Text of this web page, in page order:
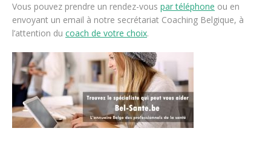
Vous pouvez prendre un rendez-vous par téléphone ou en
envoyant un email à notre secrétariat Coaching Belgique, à
l’attention du coach de votre choix.